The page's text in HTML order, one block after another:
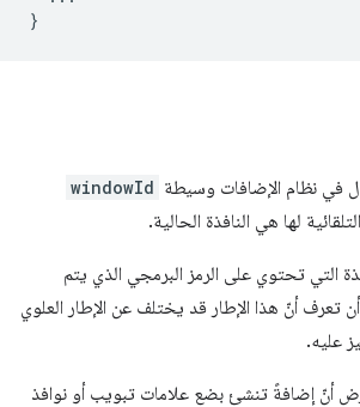
}
في نظام الإضافات وسيطة windowId
لها هي النافذة الحالية.
التي تحتوي على الرمز البرمجي الذي يتم
تعرف أنّ هذا الإطار قد يختلف عن الإطار العلوي
عليه.
أنّ إضافةً تنشئ بضع علامات تبويب أو نوافذ